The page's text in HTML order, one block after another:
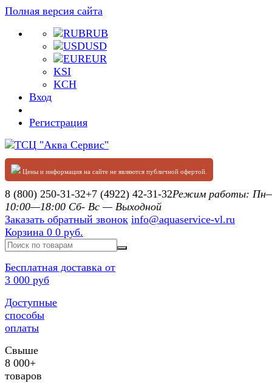
Полная версия сайта
RUB
USD
EUR
KSI
KCH
Вход
Регистрация
Цены и информация на сайте не являются публичной офертой.
8 (800) 250-31-32+7 (4922) 42-31-32Режим работы:
10:00—18:00 Сб- Вс — Выходной
Заказать обратный звонок info@aquaservice-vl.ru
Корзина 0 0 руб.
Бесплатная доставка от
3 000 руб
Доступные
способы
оплаты
Свыше
8 000+
товаров